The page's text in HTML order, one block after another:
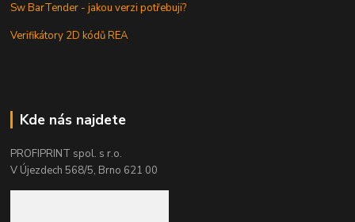
Sw BarTender - jakou verzi potřebuji?
Verifikátory 2D kódů REA
Kde nás najdete
PROFIPRINT spol. s r.o.
V Újezdech 568/5, Brno 621 00